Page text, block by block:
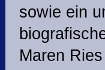
sowie ein
Maren